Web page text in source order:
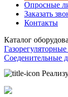
Опросные
Заказать
Контакты
Каталог
Соеденительные